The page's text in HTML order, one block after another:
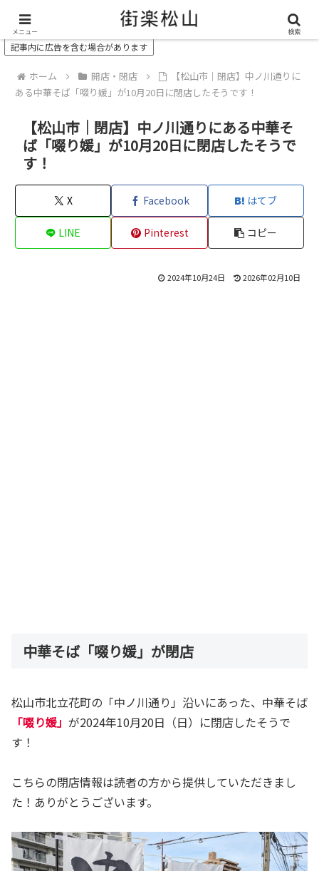
＼ 松山の街を“オモシロク”する地域情報メディア ／
記事内に広告を含む場合があります
ホーム 開店・閉店
【松山市｜閉店】中ノ川通りに
ある中華そば「啜り媛」が10月20日に閉店したそうです！
【松山市｜閉店】中ノ川通りにある中華そ
ば「啜り媛」が10月20日に閉店したそうで
す！
X Facebook はてブ
LINE Pinterest コピー
2024年10月24日 2026年02月10日
中華そば「啜り媛」が閉店
松山市北立花町の「中ノ川通り」沿いにあった、中華そば
「啜り媛」 が2024年10月20日（日）に閉店したそうで
す！
こちらの閉店情報は読者の方から提供していただきまし
た！ありがとうございます。
メニュー 検索